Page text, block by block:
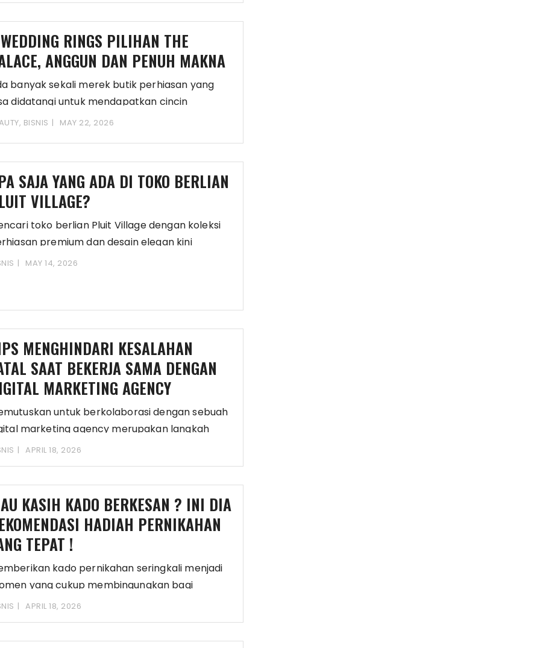
RINGS PILIHAN THE
ANGGUN DAN PENUH MAKNA
banyak sekali merek butik perhiasan yang
didatangi untuk mendapatkan cincin
Meski demikian,
, BISNIS MAY 22, 2026
SAJA YANG ADA DI TOKO BERLIAN
VILLAGE?
toko berlian Pluit Village dengan koleksi
premium dan desain elegan kini
mudah
MAY 14, 2026
MENGHINDARI KESALAHAN
SAAT BEKERJA SAMA DENGAN
MARKETING AGENCY
untuk berkolaborasi dengan sebuah
marketing agency merupakan langkah
yang diambil oleh banyak
APRIL 18, 2026
KASIH KADO BERKESAN ? INI DIA
HADIAH PERNIKAHAN
TEPAT !
kado pernikahan seringkali menjadi
yang cukup membingungkan bagi
pasangan. Terkadang anda pun
APRIL 18, 2026